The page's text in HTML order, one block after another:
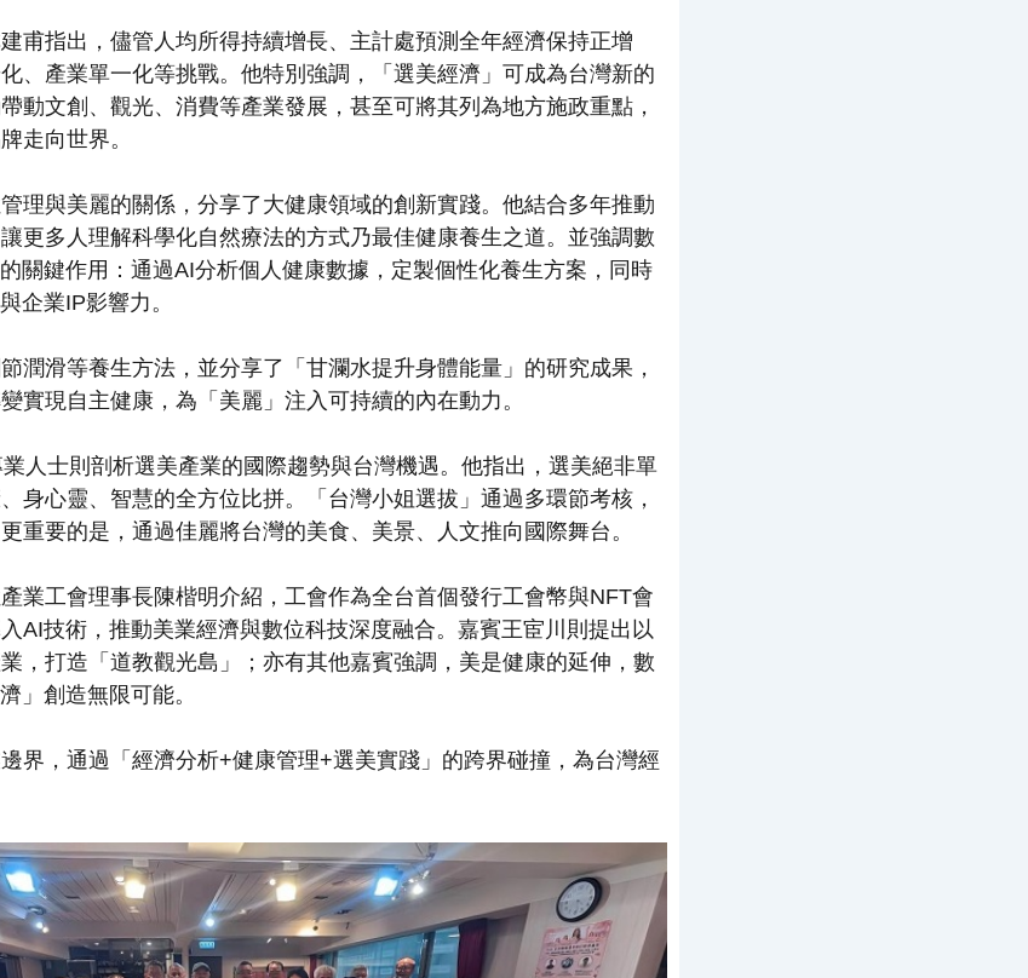
甫指出，儘管人均所得持續增長、主計處預測全年經濟保持正增
、產業單一化等挑戰。他特別強調，「選美經濟」可成為台灣新的
動文創、觀光、消費等產業發展，甚至可將其列為地方施政重點，
走向世界。
理與美麗的關係，分享了大健康領域的創新實踐。他結合多年推動
讓更多人理解科學化自然療法的方式乃最佳健康養生之道。並強調數
關鍵作用：通過AI分析個人健康數據，定製個性化養生方案，同時
企業IP影響力。
潤滑等養生方法，並分享了「甘瀾水提升身體能量」的研究成果，
實現自主健康，為「美麗」注入可持續的內在動力。
人士則剖析選美產業的國際趨勢與台灣機遇。他指出，選美絕非單
身心靈、智慧的全方位比拼。「台灣小姐選拔」通過多環節考核，
重要的是，通過佳麗將台灣的美食、美景、人文推向國際舞台。
業工會理事長陳楷明介紹，工會作為全台首個發行工會幣與NFT會
AI技術，推動美業經濟與數位科技深度融合。嘉賓王宦川則提出以
業，打造「道教觀光島」；亦有其他嘉賓強調，美是健康的延伸，數
」創造無限可能。
界，通過「經濟分析+健康管理+選美實踐」的跨界碰撞，為台灣經